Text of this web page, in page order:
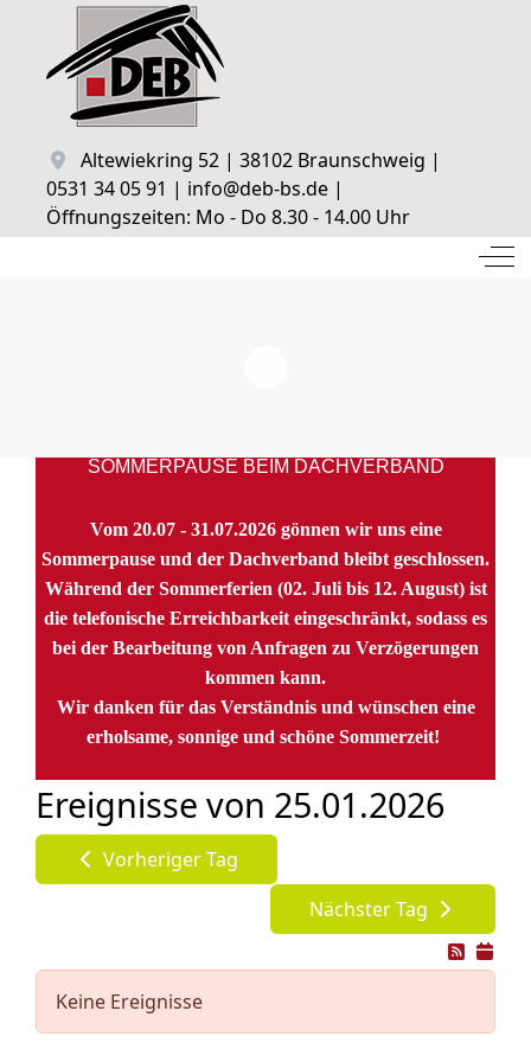
Altewiekring 52 | 38102 Braunschweig |
0531 34 05 91 | info@deb-bs.de |
Öffnungszeiten: Mo - Do 8.30 - 14.00 Uhr
SOMMERPAUSE BEIM DACHVERBAND
Vom 20.07 - 31.07.2026 gönnen wir uns eine
Sommerpause und der Dachverband bleibt geschlossen.
Während der Sommerferien (02. Juli bis 12. August) ist
die telefonische Erreichbarkeit eingeschränkt, sodass es
bei der Bearbeitung von Anfragen zu Verzögerungen
kommen kann.
Wir danken für das Verständnis und wünschen eine
erholsame, sonnige und schöne Sommerzeit!
Ereignisse von 25.01.2026
Vorheriger Tag
Nächster Tag
Keine Ereignisse